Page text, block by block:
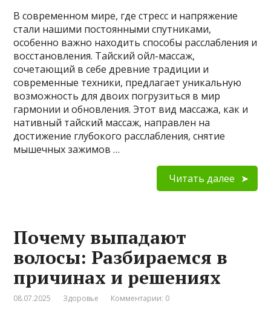
В современном мире, где стресс и напряжение
стали нашими постоянными спутниками,
особенно важно находить способы расслабления и
восстановления. Тайский ойл-массаж,
сочетающий в себе древние традиции и
современные техники, предлагает уникальную
возможность для двоих погрузиться в мир
гармонии и обновления. Этот вид массажа, как и
нативный тайский массаж, направлен на
достижение глубокого расслабления, снятие
мышечных зажимов …
Читать далее
Почему выпадают
волосы: Разбираемся в
причинах и решениях
08.07.2025 Здоровье Комментарии: 0